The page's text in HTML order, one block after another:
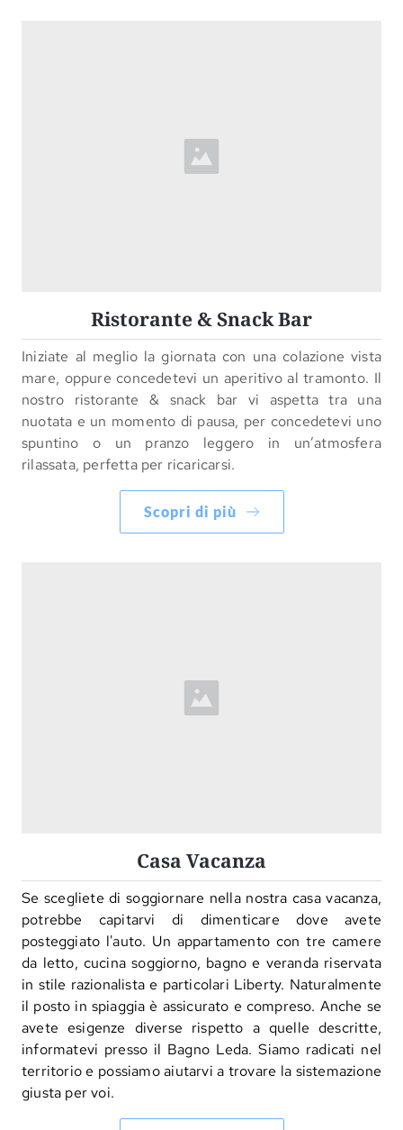
Ristorante & Snack Bar
Iniziate al meglio la giornata con una colazione vista
mare, oppure concedetevi un aperitivo al tramonto. Il
nostro ristorante & snack bar vi aspetta tra una
nuotata e un momento di pausa, per concedetevi uno
spuntino o un pranzo leggero in un’atmosfera
rilassata, perfetta per ricaricarsi.
Scopri di più
Casa Vacanza
Se scegliete di soggiornare nella nostra casa vacanza,
potrebbe capitarvi di dimenticare dove avete
posteggiato l'auto. Un appartamento con tre camere
da letto, cucina soggiorno, bagno e veranda riservata
in stile razionalista e particolari Liberty. Naturalmente
il posto in spiaggia è assicurato e compreso. Anche se
avete esigenze diverse rispetto a quelle descritte,
informatevi presso il Bagno Leda. Siamo radicati nel
territorio e possiamo aiutarvi a trovare la sistemazione
giusta per voi.